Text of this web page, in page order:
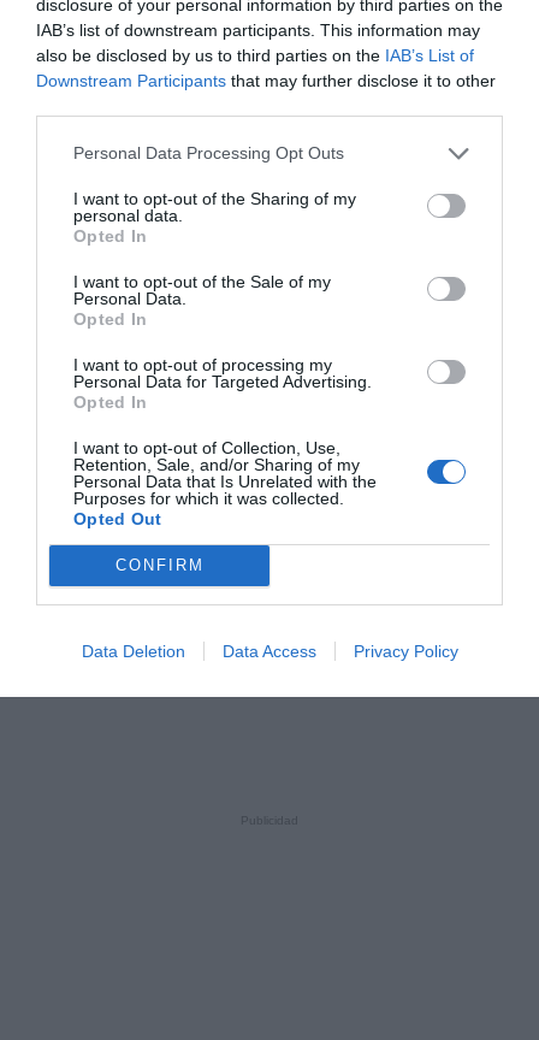
disclosure of your personal information by third parties on the
IAB’s list of downstream participants. This information may
also be disclosed by us to third parties on the IAB’s List of
Downstream Participants that may further disclose it to other
Personal Data Processing Opt Outs
I want to opt-out of the Sharing of my
personal data.
Opted In
I want to opt-out of the Sale of my
Personal Data.
Opted In
I want to opt-out of processing my
Personal Data for Targeted Advertising.
Opted In
I want to opt-out of Collection, Use,
Retention, Sale, and/or Sharing of my
Personal Data that Is Unrelated with the
Purposes for which it was collected.
Opted Out
CONFIRM
Data Deletion Data Access Privacy Policy